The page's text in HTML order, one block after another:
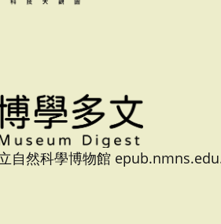
自然科學博物館